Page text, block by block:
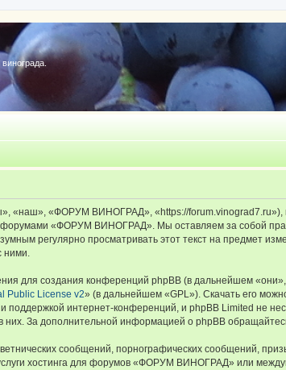
«ФОРУМ ВИНОГРАД», «https://forum.vinograd7.ru»),
форумами «ФОРУМ ВИНОГРАД». Мы оставляем за собой
регулярно просматривать этот текст на предмет
ними.
для создания конференций phpBB (в дальнейшем
Public License v2» (в дальнейшем «GPL»). Скачать его
поддержкой интернет-конференций, и phpBB Limited не
них. За дополнительной информацией о phpBB
сообщений, порнографических сообщений,
хостинга для форумов «ФОРУМ ВИНОГРАД» или